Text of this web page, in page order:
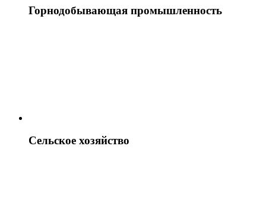
Горнодобывающая промышленность
Сельское хозяйство